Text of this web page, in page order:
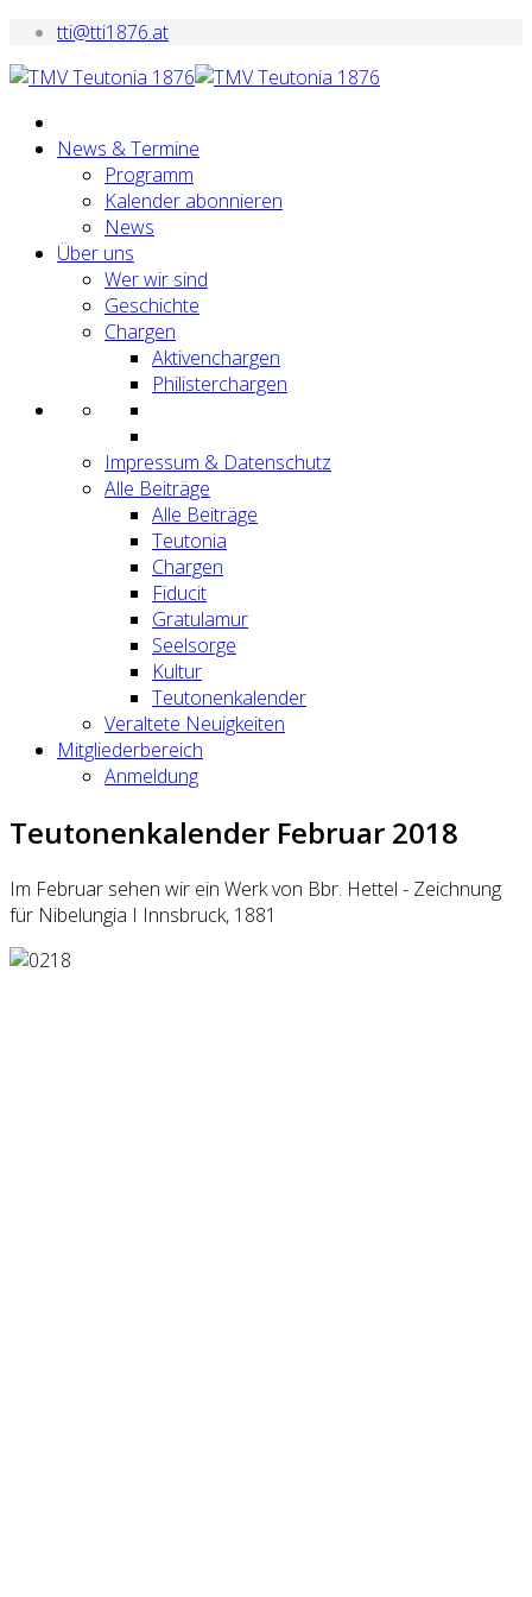
tti@tti1876.at
News & Termine
Programm
Kalender abonnieren
News
Über uns
Wer wir sind
Geschichte
Chargen
Aktivenchargen
Philisterchargen
Impressum & Datenschutz
Alle Beiträge
Alle Beiträge
Teutonia
Chargen
Fiducit
Gratulamur
Seelsorge
Kultur
Teutonenkalender
Veraltete Neuigkeiten
Mitgliederbereich
Anmeldung
Teutonenkalender Februar 2018
Im Februar sehen wir ein Werk von Bbr. Hettel - Zeichnung
für Nibelungia I Innsbruck, 1881